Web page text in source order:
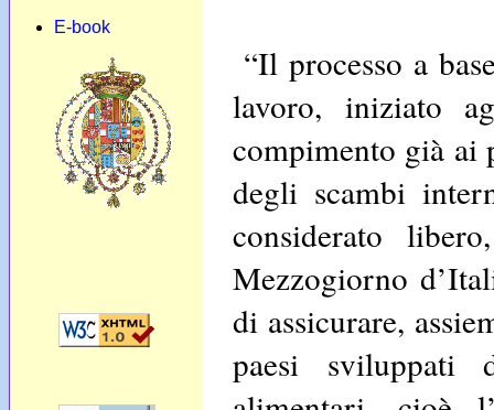
E-book
“Il processo a
lavoro, iniziato
compimento già ai
degli scambi
considerato
Mezzogiorno
di assicurare,
paesi sviluppati